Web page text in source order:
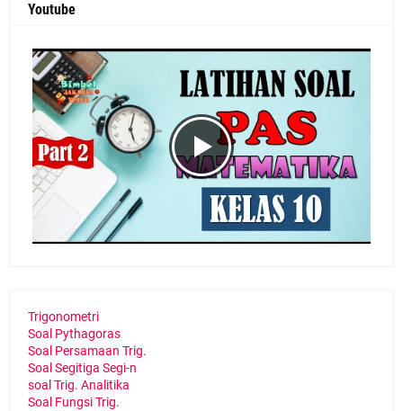
Youtube
Trigonometri
Soal Pythagoras
Soal Persamaan Trig.
Soal Segitiga Segi-n
soal Trig. Analitika
Soal Fungsi Trig.